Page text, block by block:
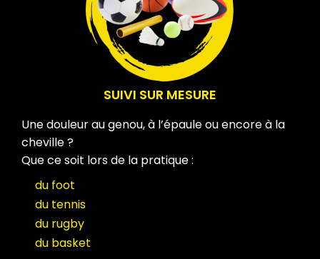
SUIVI SUR MESURE
Une douleur au genou, à l’épaule ou encore à la
cheville ?
Que ce soit lors de la pratique :
du foot
du tennis
du rugby
du basket